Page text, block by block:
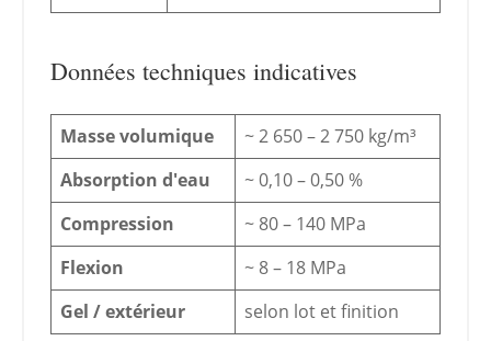
Données techniques indicatives
Masse volumique
~ 2 650 – 2 750 kg/m³
Absorption d'eau
~ 0,10 – 0,50 %
Compression
~ 80 – 140 MPa
Flexion
~ 8 – 18 MPa
Gel / extérieur
selon lot et finition